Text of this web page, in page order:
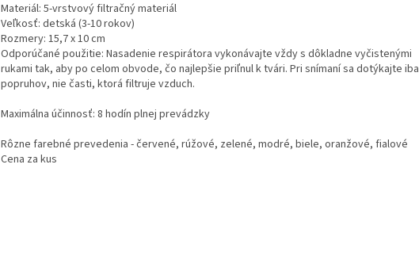
Materiál: 5-vrstvový filtračný materiál
Veľkosť: detská (3-10 rokov)
Rozmery: 15,7 x 10 cm
Odporúčané použitie: Nasadenie respirátora vykonávajte vždy s dôkladne vyčistenými
rukami tak, aby po celom obvode, čo najlepšie priľnul k tvári. Pri snímaní sa dotýkajte iba
popruhov, nie časti, ktorá filtruje vzduch.
Maximálna účinnosť: 8 hodín plnej prevádzky
Rôzne farebné prevedenia - červené, rúžové, zelené, modré, biele, oranžové, fialové
Cena za kus